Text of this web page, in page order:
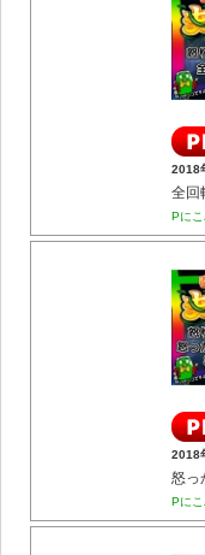
2018
全回
Pに
2018
怒っ
Pに